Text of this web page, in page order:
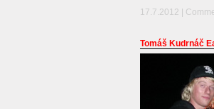
17.7.2012 |
Tomáš Kudrnáč